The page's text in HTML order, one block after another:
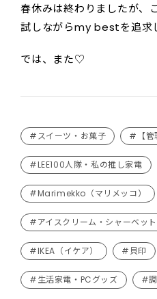
春休みは終わりましたが、
試しながらmy bestを追求
では、また♡
#スイーツ・お菓子 #【管
#LEE100人隊・私の推し家電
#Marimekko（マリメッコ）
#アイスクリーム・シャーベット
#IKEA（イケア） #貝印
#生活家電・PCグッズ #